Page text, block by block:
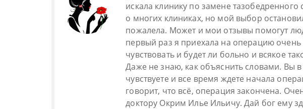
искала клинику по замене тазобедренного
о многих клиниках, но мой выбор
пожалела. Может и мои отзывы помогут
первый раз я приехала на операцию очень
чувствовать и будет ли больно и всякое
Даже не знаю, как объяснить словами. Вы
чувствуете и все время ждете начала
говорит, что всё, операция закончена.
доктору Окрим Илье Ильичу. Дай бог ему